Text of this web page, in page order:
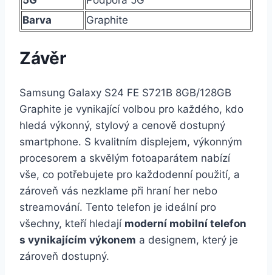
Barva
Graphite
Závěr
Samsung Galaxy S24 FE S721B 8GB/128GB
Graphite je vynikající volbou pro každého, kdo
hledá výkonný, stylový a cenově dostupný
smartphone. S kvalitním displejem, výkonným
procesorem a skvělým fotoaparátem nabízí
vše, co potřebujete pro každodenní použití, a
zároveň vás nezklame při hraní her nebo
streamování. Tento telefon je ideální pro
všechny, kteří hledají moderní mobilní telefon
s vynikajícím výkonem a designem, který je
zároveň dostupný.